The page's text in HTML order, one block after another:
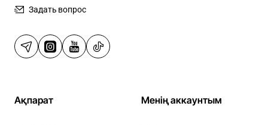
Задать вопрос
Ақпарат Менің аккаунтым